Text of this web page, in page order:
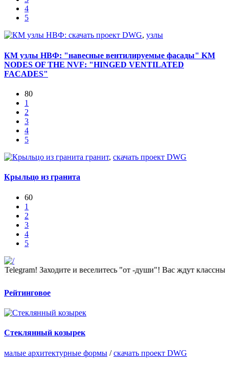
4
5
скачать проект DWG, узлы
КМ узлы НВФ: "навесные вентилируемые фасады" KM
NODES OF THE NVF: "HINGED VENTILATED
FACADES"
80
1
2
3
4
5
гранит, скачать проект DWG
Крыльцо из гранита
60
1
2
3
4
5
и веселитесь "от -души"! Вас ждут классные
Рейтинговое
Стеклянный козырек
малые архитектурные формы /скачать проект DWG